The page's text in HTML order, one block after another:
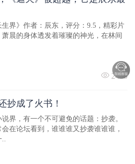
生界》作者：辰东，评分：9.5，精彩片
萧晨的身体透发着璀璨的神光，在林间
2406
抄成了火书！
说界，有一个不可避免的话题：抄袭。
会在论坛看到，谁谁谁又抄袭谁谁谁，
..